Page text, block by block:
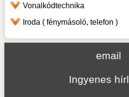
Vonalkódtechnika
Iroda ( fénymásoló, telefon )
email
Ingyenes